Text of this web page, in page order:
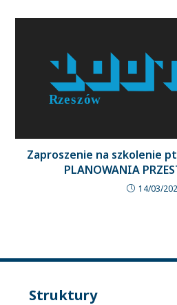
Zaproszenie na szkolenie pt.
PLANOWANIA
14/03/
Struktury